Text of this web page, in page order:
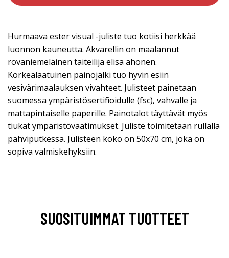
Hurmaava ester visual -juliste tuo kotiisi herkkää
luonnon kauneutta. Akvarellin on maalannut
rovaniemeläinen taiteilija elisa ahonen.
Korkealaatuinen painojälki tuo hyvin esiin
vesivärimaalauksen vivahteet. Julisteet painetaan
suomessa ympäristösertifioidulle (fsc), vahvalle ja
mattapintaiselle paperille. Painotalot täyttävät myös
tiukat ympäristövaatimukset. Juliste toimitetaan rullalla
pahviputkessa. Julisteen koko on 50x70 cm, joka on
sopiva valmiskehyksiin.
SUOSITUIMMAT TUOTTEET